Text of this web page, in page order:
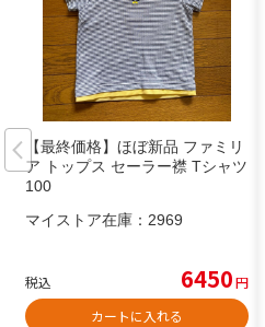
【最終価格】ほぼ新品 ファミリ
ア トップス セーラー襟 Tシャツ
100
マイストア在庫： 2969
税込 6450円
カートに入れる